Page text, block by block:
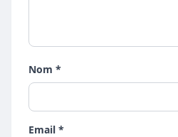
Nom *
Email *